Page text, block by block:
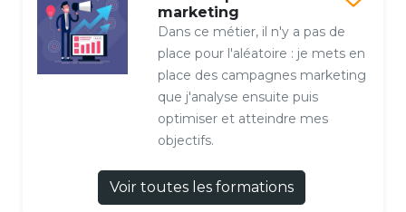
marketing
Dans ce métier, il n'y a pas de
place pour l'aléatoire : je mets en
place des campagnes marketing
que j'analyse ensuite puis
optimiser et atteindre mes
objectifs.
Voir toutes les formations